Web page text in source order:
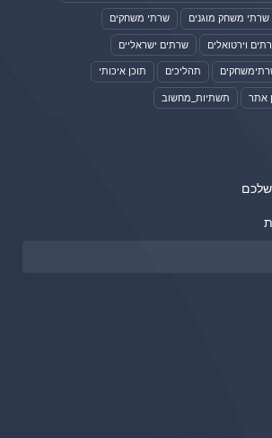
שרתי משחק מוגנים שרתי משחקים
וירטואלים שרתים ישראליים
תהליכים תוכן איכותי
אתר תשתיות_מחשוב
שלכם